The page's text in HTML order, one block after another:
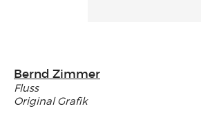
Bernd Zimmer
Fluss
Original Grafik